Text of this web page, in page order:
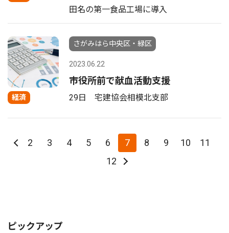
田名の第一食品工場に導入
経済
さがみはら中央区・緑区
2023.06.22
市役所前で献血活動支援
29日 宅建協会相模北支部
2 3 4 5 6 7 8 9 10
11
12
ピックアップ